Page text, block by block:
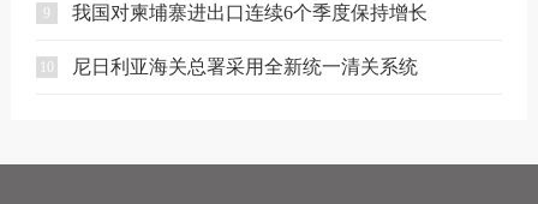
9 我国对柬埔寨进出口连续6个季度保持增长
10 尼日利亚海关总署采用全新统一清关系统